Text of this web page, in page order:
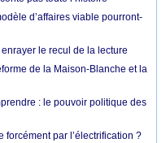
d’affaires viable pourront-
le recul de la lecture
de la Maison-Blanche et la
: le pouvoir politique des
par l’électrification ?